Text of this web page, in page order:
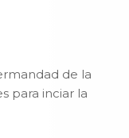
de la
para inciar la